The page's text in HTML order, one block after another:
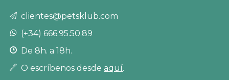
clientes@petsklub.com
(+34) 666.95.50.89
De 8h. a 18h.
O escríbenos desdeaquí.